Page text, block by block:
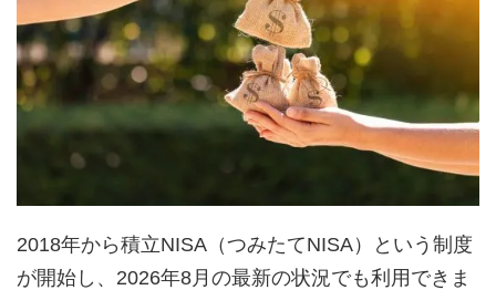
2018年から積立NISA（つみたてNISA）という制度
が開始し、2026年8月の最新の状況でも利用できま